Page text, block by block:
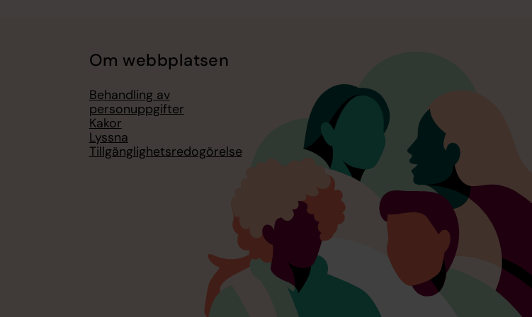
Om webbplatsen
Behandling av
personuppgifter
Kakor
Lyssna
Tillgänglighetsredogörelse